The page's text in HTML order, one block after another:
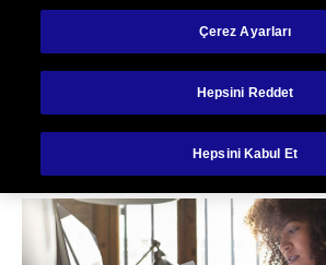
İş
Planı
için Beş
Çerez Ayarları
Hepsini Reddet
Hepsini Kabul Et